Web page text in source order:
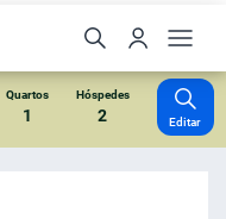
Quartos
1
Hóspedes
2 Editar